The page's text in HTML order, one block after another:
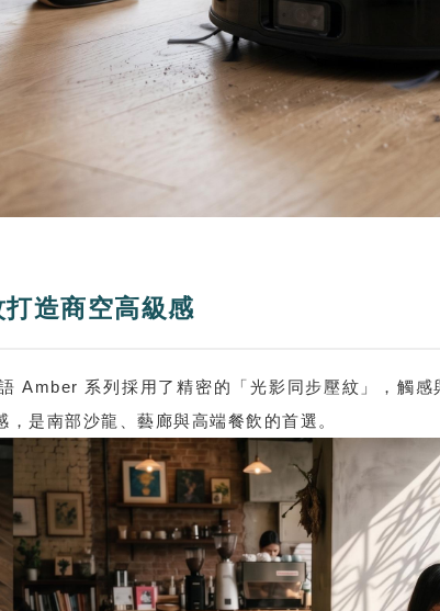
造商空高級感
Amber 系列採用了精密的「光影同步壓紋」，觸
是南部沙龍、藝廊與高端餐飲的首選。